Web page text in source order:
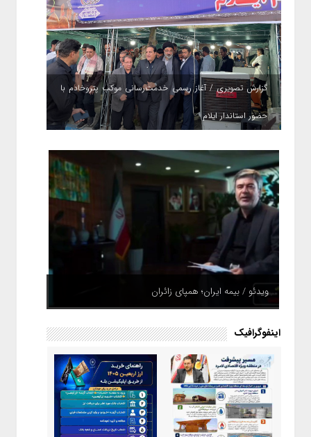
گزارش تصویری / آغاز رسمی خدمت‌رسانی موکب پتروخادم با
حضور استاندار ایلام
ویدئو / بیمه ایران؛ همپای زائران
اینفوگرافیک